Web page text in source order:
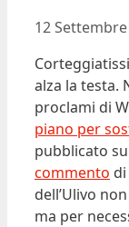
12
alza la testa.
proclami di
piano per
pubblicato
commento
dell’Ulivo
ma per